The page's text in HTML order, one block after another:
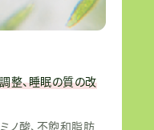
整、睡眠の質の改
ノ酸、不飽和脂肪